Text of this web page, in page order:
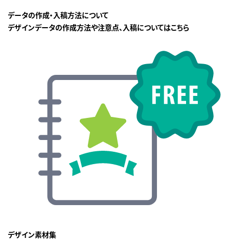
データの作成・入稿方法について
デザインデータの作成方法や注意点、入稿についてはこちら
デザイン素材集